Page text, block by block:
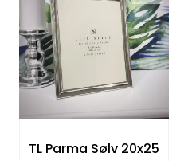
TL Parma Sølv 20x25